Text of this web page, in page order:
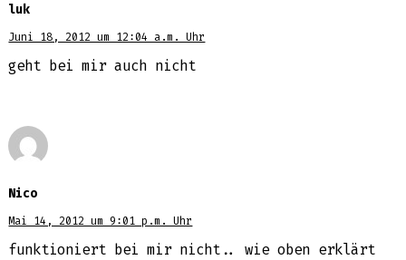
luk
Juni 18, 2012 um 12:04 a.m. Uhr
geht bei mir auch nicht
Nico
Mai 14, 2012 um 9:01 p.m. Uhr
funktioniert bei mir nicht.. wie oben erklärt